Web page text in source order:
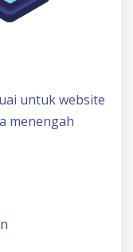
untuk website
menengah